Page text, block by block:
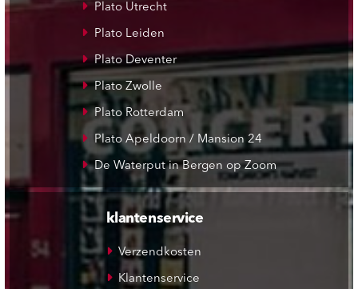
Plato Utrecht
Plato Leiden
Plato Deventer
Plato Zwolle
Plato Rotterdam
Plato Apeldoorn / Mansion 24
De Waterput in Bergen op Zoom
klantenservice
Verzendkosten
Klantenservice